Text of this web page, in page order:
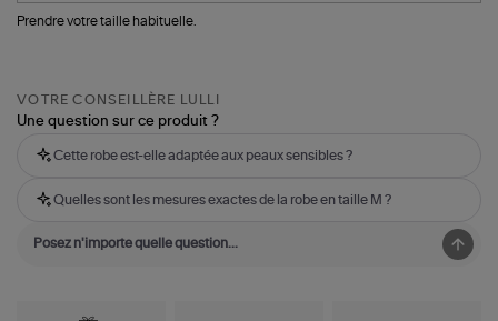
Prendre votre taille habituelle.
VOTRE CONSEILLÈRE LULLI
Une question sur ce produit ?
Cette robe est-elle adaptée aux peaux sensibles ?
Quelles sont les mesures exactes de la robe en taille M ?